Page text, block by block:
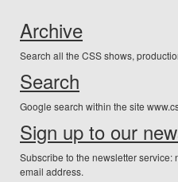
Archive
Search all the CSS shows,
Search
Google search within the site
Sign up to our
Subscribe to the newsletter service:
email address.